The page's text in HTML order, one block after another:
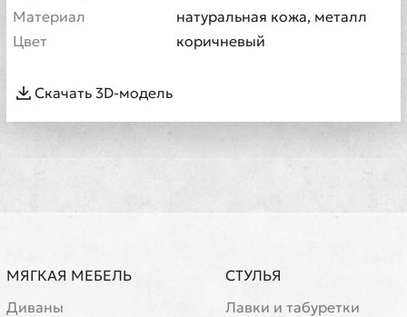
Материал
натуральная кожа, металл
Цвет
коричневый
Скачать 3D-модель
МЯГКАЯ МЕБЕЛЬ
Диваны
СТУЛЬЯ
Лавки и табуретки